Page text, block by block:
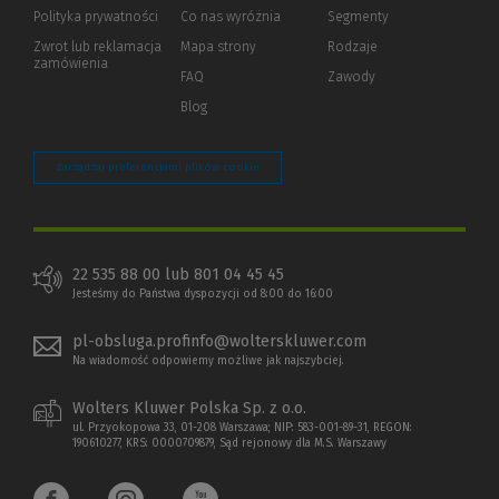
Polityka prywatności (Nowe
(Link
innej
Zwrot lub reklamacja
zamówienia
strony)
Co nas wyróżnia
Mapa strony
FAQ
Blog
Segmenty
Rodzaje
Zawody
Zarządzaj preferencjami plików cookie
22 535 88 00 lub 801 04 45 45
Jesteśmy do Państwa dyspozycji od 8:00 do 16:00
pl-obsluga.profinfo@wolterskluwer.com
Na wiadomość odpowiemy możliwe jak najszybciej.
Wolters Kluwer Polska Sp. z o.o.
ul. Przyokopowa 33, 01-208 Warszawa; NIP: 583-001-89-31, REGON:
190610277, KRS: 0000709879, Sąd rejonowy dla M.S. Warszawy